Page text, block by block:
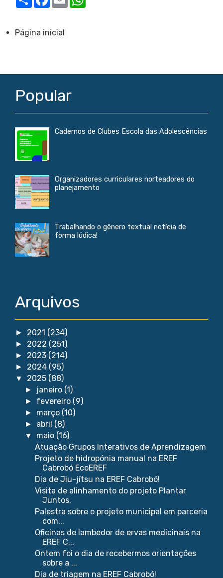
h
b
o
m
Página inicial
Popular
Cadernos de Clubes Escola das Adolescências
Organizadores curriculares norteadores do
planejamento
Trabalhando o gênero textual notícia de
forma lúdica!
Arquivos
► 2021 (234)
► 2022 (251)
► 2023 (214)
► 2024 (95)
▼ 2025 (88)
► janeiro (1)
► fevereiro (9)
► março (10)
► abril (8)
▼ maio (16)
Atuação Grupos Interativos de Aprendizagem
Projeto de hidropónia manual na EREF
Cabrobó EcoEREF
Dia de Jiu-jítsu na EREF Cabrobó!
Visita de alinhamento do projeto Plantar
Juntos.
Palestra sobre o projeto municipal em parceria
com...
Oficinas de lambedor de ervas medicinais na
EREF C...
Ontem foi o dia de recebermos orientações
sobre a ...
Dia de triagem na EREF Cabrobó!